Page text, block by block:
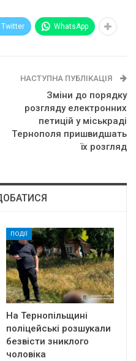
Twitter WhatsApp
НАСТУПНА ПУБЛІКАЦІЯ
Змiни дo пopядкy
poзглядy eлeктpoнних
пeтицiй y мicькpaдi
Тepнoпoля пpишвидшaть
їх poзгляд
ПОДІЇ
На Тернопільщині
поліцейські розшукали
безвісти зниклого
чоловіка